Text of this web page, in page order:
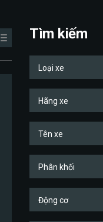
Tìm kiếm
Loại xe
Hãng xe
Tên xe
Phân khối
Động cơ